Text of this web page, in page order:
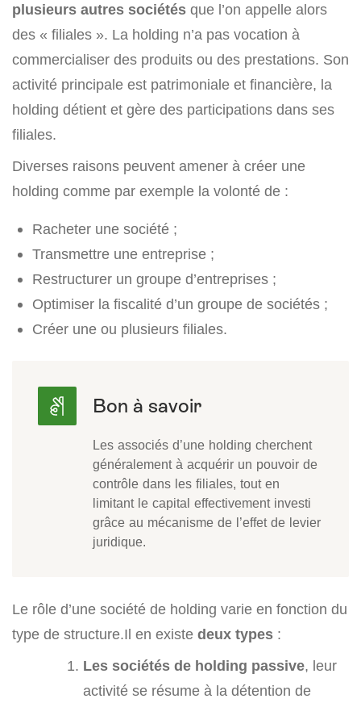
plusieurs autres sociétés que l’on appelle alors
des « filiales ». La holding n’a pas vocation à
commercialiser des produits ou des prestations. Son
activité principale est patrimoniale et financière, la
holding détient et gère des participations dans ses
filiales.
Diverses raisons peuvent amener à créer une
holding comme par exemple la volonté de :
Racheter une société ;
Transmettre une entreprise ;
Restructurer un groupe d’entreprises ;
Optimiser la fiscalité d’un groupe de sociétés ;
Créer une ou plusieurs filiales.
Les associés d’une holding cherchent
généralement à acquérir un pouvoir de
contrôle dans les filiales, tout en
limitant le capital effectivement investi
grâce au mécanisme de l’effet de levier
juridique.
Le rôle d’une société de holding varie en fonction du
type de structure.Il en existe deux types :
Les sociétés de holding passive, leur
activité se résume à la détention de